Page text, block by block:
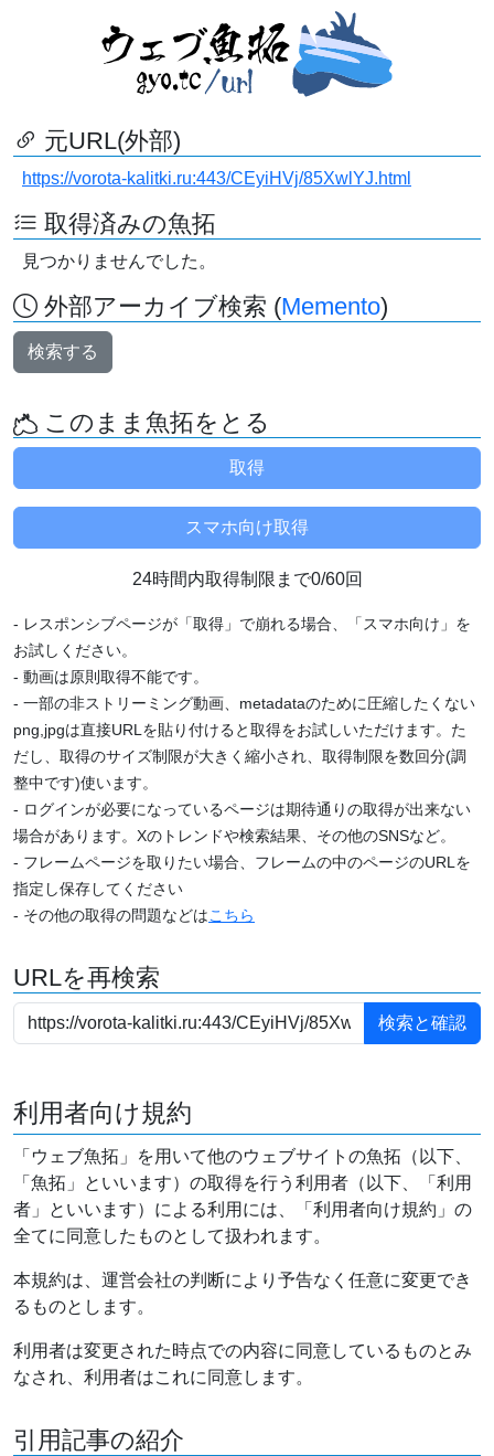
元URL(外部)
https://vorota-kalitki.ru:443/CEyiHVj/85XwlYJ.html
取得済みの魚拓
見つかりませんでした。
外部アーカイブ検索 (Memento)
検索する
このまま魚拓をとる
24時間内取得制限まで0/60回
- レスポンシブページが「取得」で崩れる場合、「スマホ向け」を
お試しください。
- 動画は原則取得不能です。
- 一部の非ストリーミング動画、metadataのために圧縮したくない
png,jpgは直接URLを貼り付けると取得をお試しいただけます。た
だし、取得のサイズ制限が大きく縮小され、取得制限を数回分(調
整中です)使います。
- ログインが必要になっているページは期待通りの取得が出来ない
場合があります。Xのトレンドや検索結果、その他のSNSなど。
- フレームページを取りたい場合、フレームの中のページのURLを
指定し保存してください
- その他の取得の問題などはこちら
URLを再検索
利用者向け規約
「ウェブ魚拓」を用いて他のウェブサイトの魚拓（以下、
「魚拓」といいます）の取得を行う利用者（以下、「利用
者」といいます）による利用には、「利用者向け規約」の
全てに同意したものとして扱われます。
本規約は、運営会社の判断により予告なく任意に変更でき
るものとします。
利用者は変更された時点での内容に同意しているものとみ
なされ、利用者はこれに同意します。
引用記事の紹介